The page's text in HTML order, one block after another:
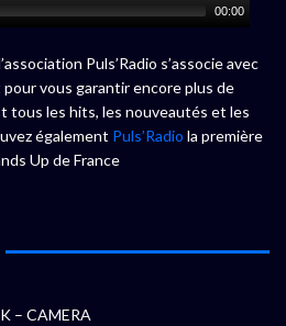
00:00
Puls’Radio s’associe avec
vous garantir encore plus de
tous les hits, les nouveautés et les
également Puls’Radio la première
Up de France
– CAMERA